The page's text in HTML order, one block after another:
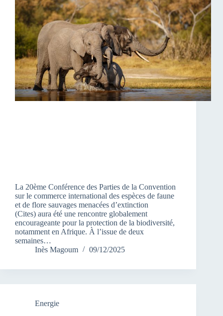
La 20ème Conférence des Parties de la Convention
sur le commerce international des espèces de faune
et de flore sauvages menacées d’extinction
(Cites) aura été une rencontre globalement
encourageante pour la protection de la biodiversité,
notamment en Afrique. À l’issue de deux
semaines…
Inès Magoum
09/12/2025
Energie